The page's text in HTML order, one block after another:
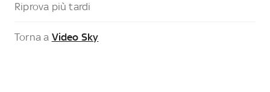
Riprova più tardi
Torna a Video Sky